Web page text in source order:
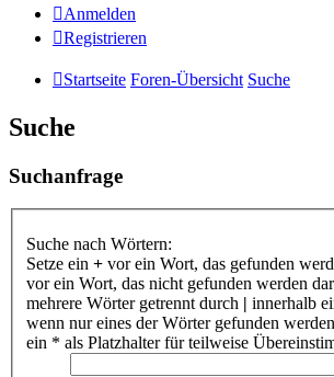
Anmelden
Registrieren
Startseite Foren-Übersicht Suche
Suche
Suchanfrage
Suche nach Wörtern:
Setze ein + vor ein Wort, das gefunden
vor ein Wort, das nicht gefunden werden
mehrere Wörter getrennt durch | innerhalb
wenn nur eines der Wörter gefunden
ein * als Platzhalter für teilweise